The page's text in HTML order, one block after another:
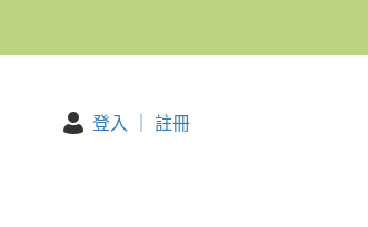
登入 ｜ 註冊